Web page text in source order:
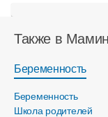
Также в
Беременность
Беременность
Школа родителей